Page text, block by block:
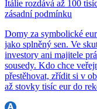
Itálie rozdává až 100
zásadní podmínku
Domy za symbolické
jako splněný sen. Ve
investory ani majitele
sousedy. Kdo chce
přestěhovat, zřídit si v
až stovky tisíc eur do